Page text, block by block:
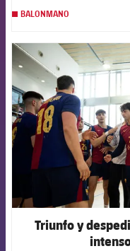
BALONMANO
Triunfo y